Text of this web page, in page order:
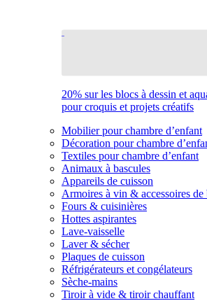
20% sur les blocs à dessin et
pour croquis et projets créatifs
Mobilier pour chambre d’enfant
Décoration pour chambre
Textiles pour chambre d’enfant
Animaux à bascules
Appareils de cuisson
Armoires à vin & accessoires de
Fours & cuisinières
Hottes aspirantes
Lave-vaisselle
Laver & sécher
Plaques de cuisson
Réfrigérateurs et congélateurs
Sèche-mains
Tiroir à vide & tiroir chauffant